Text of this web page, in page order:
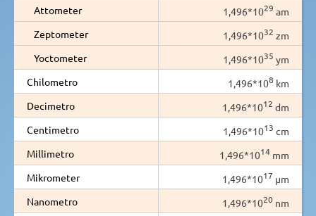
Attometer
1,496*1029 am
Zeptometer
1,496*1032 zm
Yoctometer
1,496*1035 ym
Chilometro
1,496*108 km
Decimetro
1,496*1012 dm
Centimetro
1,496*1013 cm
Millimetro
1,496*1014 mm
Mikrometer
1,496*1017 µm
Nanometro
1,496*1020 nm